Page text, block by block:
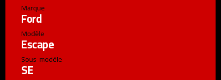
Marque
Ford
Modèle
Escape
Sous-modèle
SE